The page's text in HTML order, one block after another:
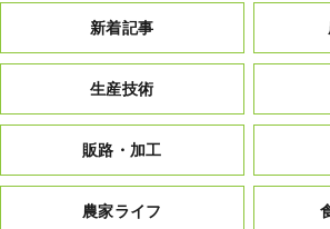
新着記事
生産技術
販路・加工
農家ライフ